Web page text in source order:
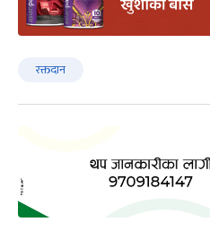
रक्तदान